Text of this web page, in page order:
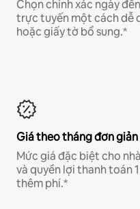
Chọn chính xác ngày
trực tuyến một cách dễ
hoặc giấy tờ bổ sung.*
Giá theo tháng đơn giản
Mức giá đặc biệt cho
và quyền lợi thanh toán
thêm phí.*